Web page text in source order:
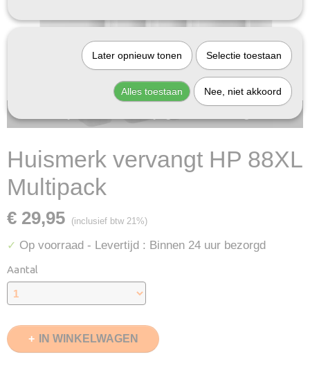
Huismerk vervangt HP 88XL
Multipack
€ 29,95 (inclusief btw 21%)
✓ Op voorraad - Levertijd : Binnen 24 uur bezorgd
Aantal
IN WINKELWAGEN
Later opnieuw tonen Selectie toestaan
Alles toestaan Nee, niet akkoord